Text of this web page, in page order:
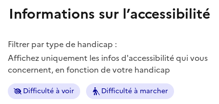
Informations sur l’accessibilité
Filtrer par type de handicap :
Affichez uniquement les infos d'accessibilité qui vous
concernent, en fonction de votre handicap
Difficulté à voir Difficulté à marcher